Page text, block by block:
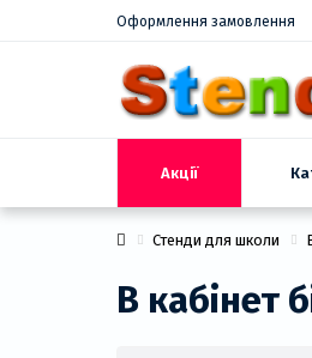
Оформлення замовлення
Акції
Стенди для школи
В кабінет